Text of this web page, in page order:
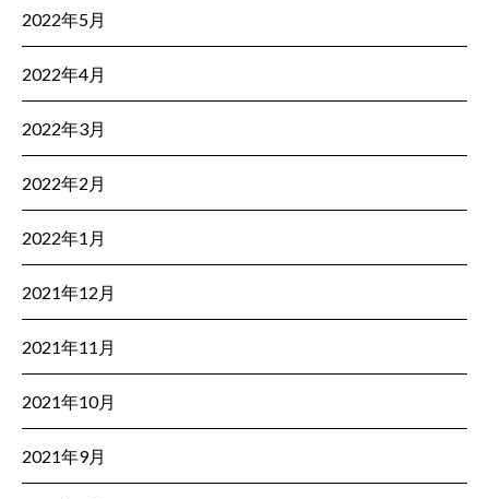
2022年5月
2022年4月
2022年3月
2022年2月
2022年1月
2021年12月
2021年11月
2021年10月
2021年9月